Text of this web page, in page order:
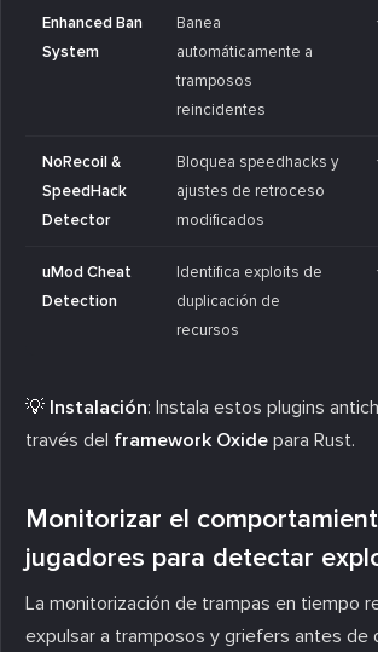
Enhanced Ban
System
Banea
automáticamente a
tramposos
reincidentes
NoRecoil &
SpeedHack
Detector
Bloquea speedhacks y
ajustes de retroceso
modificados
uMod Cheat
Detection
Identifica exploits de
duplicación de
recursos
💡 Instalación: Instala estos plugins
través del framework Oxide para Rust.
Monitorizar el
jugadores para detectar
La monitorización de trampas en tiempo
expulsar a tramposos y griefers antes de